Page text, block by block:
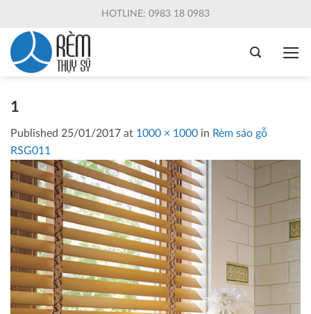
content
HOTLINE: 0983 18 0983
1
Published 25/01/2017 at 1000 × 1000 in Rèm sáo gỗ
RSG011